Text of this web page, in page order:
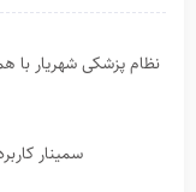
نظام پزشکی شهریار با
سمینار